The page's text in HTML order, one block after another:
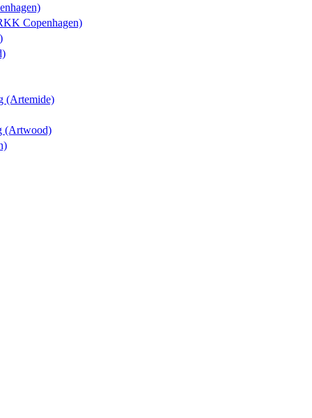
Copenhagen)
(Artemide)
(Artwood)